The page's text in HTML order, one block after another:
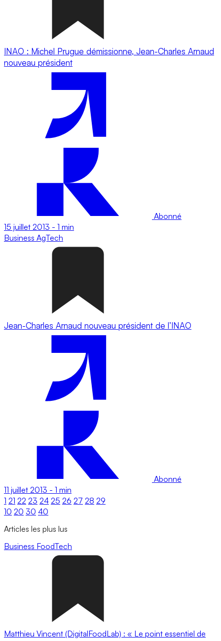
INAO : Michel Prugue démissionne, Jean-Charles Arnaud
nouveau président
Abonné
15 juillet 2013 - 1 min
Business AgTech
Jean-Charles Arnaud nouveau président de l’INAO
Abonné
11 juillet 2013 - 1 min
1 21 22 23 24 25 26 27 28 29
10 20 30 40
Articles les plus lus
Business FoodTech
Matthieu Vincent (DigitalFoodLab) : « Le point essentiel de